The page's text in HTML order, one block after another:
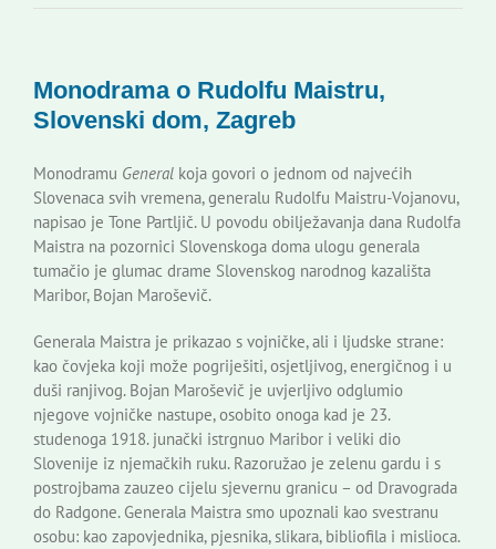
Kontakti
Novi odmev – naše glasilo
Izdavaštvo
Korisne informacije
Monodrama o Rudolfu Maistru,
Slovenski dom, Zagreb
Monodramu General koja govori o jednom od najvećih
Slovenaca svih vremena, generalu Rudolfu Maistru-Vojanovu,
napisao je Tone Partljič. U povodu obilježavanja dana Rudolfa
Maistra na pozornici Slovenskoga doma ulogu generala
tumačio je glumac drame Slovenskog narodnog kazališta
Maribor, Bojan Maroševič.
Generala Maistra je prikazao s vojničke, ali i ljudske strane:
kao čovjeka koji može pogriješiti, osjetljivog, energičnog i u
duši ranjivog. Bojan Maroševič je uvjerljivo odglumio
njegove vojničke nastupe, osobito onoga kad je 23.
studenoga 1918. junački istrgnuo Maribor i veliki dio
Slovenije iz njemačkih ruku. Razoružao je zelenu gardu i s
postrojbama zauzeo cijelu sjevernu granicu – od Dravograda
do Radgone. Generala Maistra smo upoznali kao svestranu
osobu: kao zapovjednika, pjesnika, slikara, bibliofila i mislioca.